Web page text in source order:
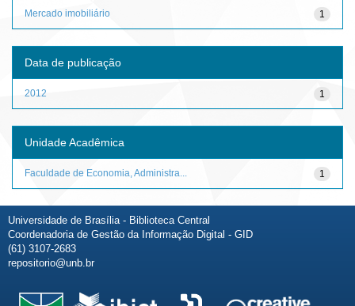
1
Mercado imobiliário
Data de publicação
1
2012
Unidade Acadêmica
1
Faculdade de Economia, Administra...
Universidade de Brasília - Biblioteca Central
Coordenadoria de Gestão da Informação Digital - GID
(61) 3107-2683
repositorio@unb.br